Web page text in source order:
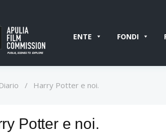
ENTE FONDI
Diario / Harry Potter e noi.
Potter e noi.